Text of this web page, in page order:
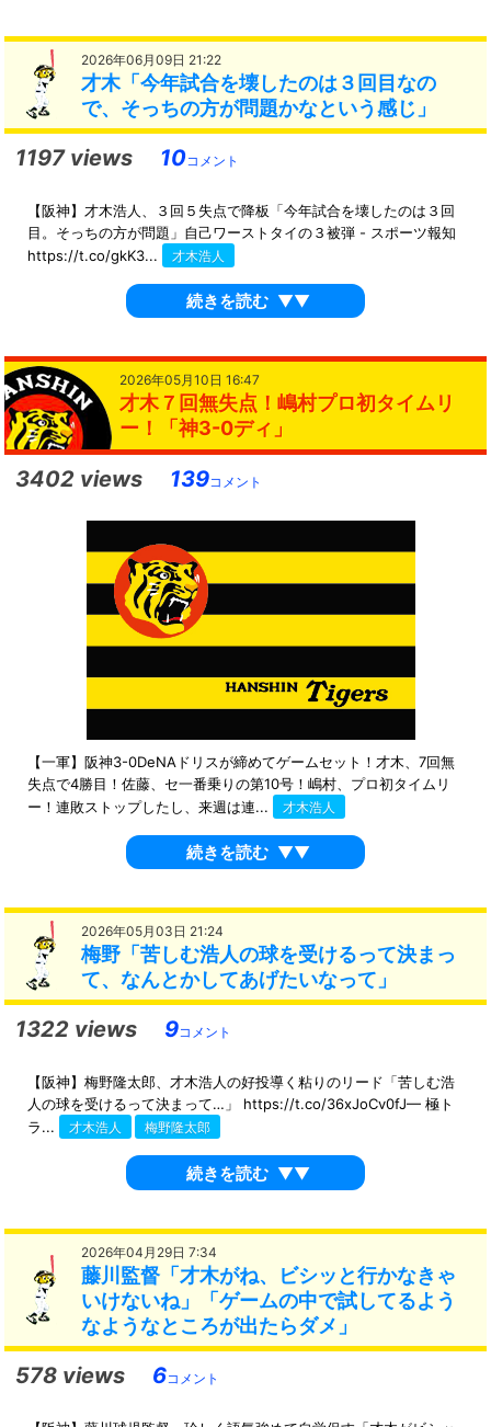
2026年06月09日 21:22
才木「今年試合を壊したのは３回目なの
で、そっちの方が問題かなという感じ」
1197 views 10コメント
【阪神】才木浩人、３回５失点で降板「今年試合を壊したのは３回
目。そっちの方が問題」自己ワーストタイの３被弾 - スポーツ報知
https://t.co/gkK3...
才木浩人
続きを読む ▼▼
2026年05月10日 16:47
才木７回無失点！嶋村プロ初タイムリ
ー！「神3-0ディ」
3402 views 139コメント
【一軍】阪神3-0DeNAドリスが締めてゲームセット！才木、7回無
失点で4勝目！佐藤、セ一番乗りの第10号！嶋村、プロ初タイムリ
ー！連敗ストップしたし、来週は連...
才木浩人
続きを読む ▼▼
2026年05月03日 21:24
梅野「苦しむ浩人の球を受けるって決まっ
て、なんとかしてあげたいなって」
1322 views 9コメント
【阪神】梅野隆太郎、才木浩人の好投導く粘りのリード「苦しむ浩
人の球を受けるって決まって…」 https://t.co/36xJoCv0fJ— 極ト
ラ...
才木浩人 梅野隆太郎
続きを読む ▼▼
2026年04月29日 7:34
藤川監督「才木がね、ビシッと行かなきゃ
いけないね」「ゲームの中で試してるよう
なようなところが出たらダメ」
578 views 6コメント